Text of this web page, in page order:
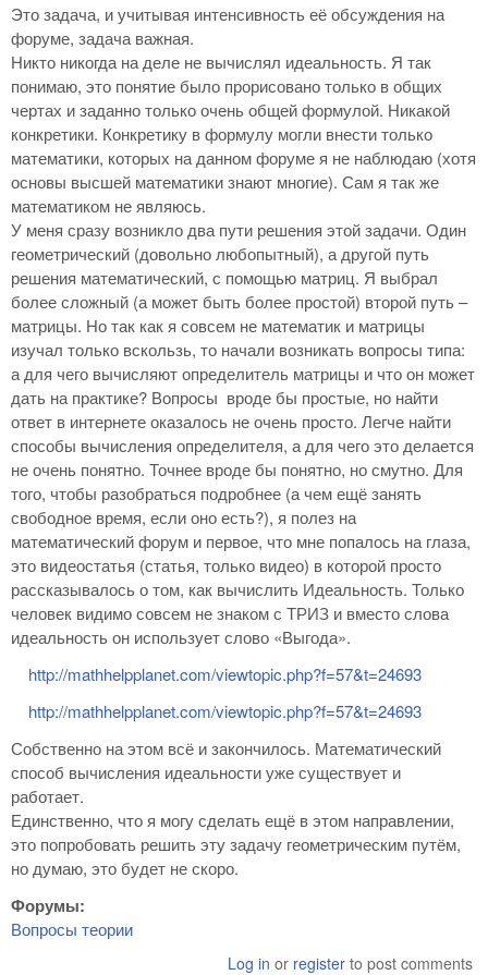
Это задача, и учитывая интенсивность её обсуждения на
форуме, задача важная.
Никто никогда на деле не вычислял идеальность. Я так
понимаю, это понятие было прорисовано только в общих
чертах и заданно только очень общей формулой. Никакой
конкретики. Конкретику в формулу могли внести только
математики, которых на данном форуме я не наблюдаю (хотя
основы высшей математики знают многие). Сам я так же
математиком не являюсь.
У меня сразу возникло два пути решения этой задачи. Один
геометрический (довольно любопытный), а другой путь
решения математический, с помощью матриц. Я выбрал
более сложный (а может быть более простой) второй путь –
матрицы. Но так как я совсем не математик и матрицы
изучал только вскользь, то начали возникать вопросы типа:
а для чего вычисляют определитель матрицы и что он может
дать на практике? Вопросы вроде бы простые, но найти
ответ в интернете оказалось не очень просто. Легче найти
способы вычисления определителя, а для чего это делается
не очень понятно. Точнее вроде бы понятно, но смутно. Для
того, чтобы разобраться подробнее (а чем ещё занять
свободное время, если оно есть?), я полез на
математический форум и первое, что мне попалось на глаза,
это видеостатья (статья, только видео) в которой просто
рассказывалось о том, как вычислить Идеальность. Только
человек видимо совсем не знаком с ТРИЗ и вместо слова
идеальность он использует слово «Выгода».
http://mathhelpplanet.com/viewtopic.php?f=57&t=24693
http://mathhelpplanet.com/viewtopic.php?f=57&t=24693
Собственно на этом всё и закончилось. Математический
способ вычисления идеальности уже существует и
работает.
Единственно, что я могу сделать ещё в этом направлении,
это попробовать решить эту задачу геометрическим путём,
но думаю, это будет не скоро.
Форумы:
Вопросы теории
Log in or register to post comments